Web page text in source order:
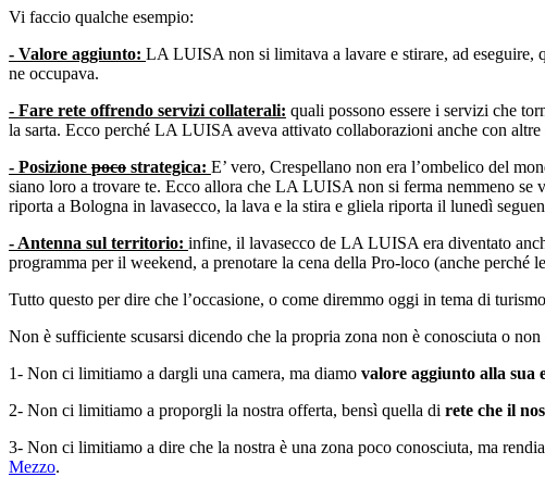
Vi faccio qualche esempio:
- Valore aggiunto: LA LUISA non si limitava a lavare e stirare, ad eseguire,
ne occupava.
- Fare rete offrendo servizi collaterali: quali possono essere i servizi che
la sarta. Ecco perché LA LUISA aveva attivato collaborazioni anche con
- Posizione poco strategica: E’ vero, Crespellano non era l’ombelico del
siano loro a trovare te. Ecco allora che LA LUISA non si ferma nemmeno
riporta a Bologna in lavasecco, la lava e la stira e gliela riporta il lunedì
- Antenna sul territorio: infine, il lavasecco de LA LUISA era diventato
programma per il weekend, a prenotare la cena della Pro-loco (anche
Tutto questo per dire che l’occasione, o come diremmo oggi in tema di
Non è sufficiente scusarsi dicendo che la propria zona non è conosciuta o
1- Non ci limitiamo a dargli una camera, ma diamo valore aggiunto alla sua
2- Non ci limitiamo a proporgli la nostra offerta, bensì quella di rete che il
3- Non ci limitiamo a dire che la nostra è una zona poco conosciuta, ma
Mezzo.